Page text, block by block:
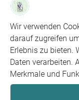
Wir verwenden
darauf zugreifen
Erlebnis zu bieten.
Daten verarbeiten.
Merkmale und
FACEBOOK